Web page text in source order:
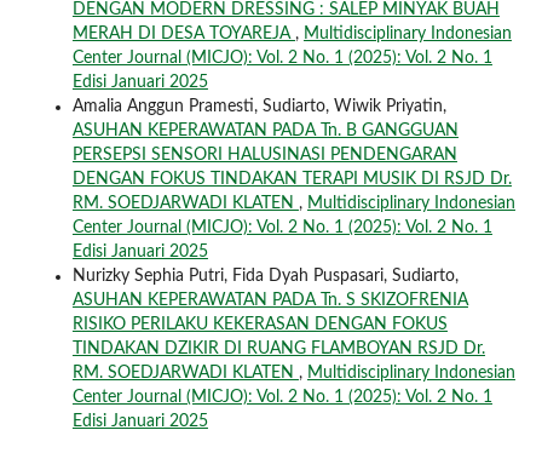
DENGAN MODERN DRESSING : SALEP MINYAK BUAH
MERAH DI DESA TOYAREJA , Multidisciplinary Indonesian
Center Journal (MICJO): Vol. 2 No. 1 (2025): Vol. 2 No. 1
Edisi Januari 2025
Amalia Anggun Pramesti, Sudiarto, Wiwik Priyatin,
ASUHAN KEPERAWATAN PADA Tn. B GANGGUAN
PERSEPSI SENSORI HALUSINASI PENDENGARAN
DENGAN FOKUS TINDAKAN TERAPI MUSIK DI RSJD Dr.
RM. SOEDJARWADI KLATEN , Multidisciplinary Indonesian
Center Journal (MICJO): Vol. 2 No. 1 (2025): Vol. 2 No. 1
Edisi Januari 2025
Nurizky Sephia Putri, Fida Dyah Puspasari, Sudiarto,
ASUHAN KEPERAWATAN PADA Tn. S SKIZOFRENIA
RISIKO PERILAKU KEKERASAN DENGAN FOKUS
TINDAKAN DZIKIR DI RUANG FLAMBOYAN RSJD Dr.
RM. SOEDJARWADI KLATEN , Multidisciplinary Indonesian
Center Journal (MICJO): Vol. 2 No. 1 (2025): Vol. 2 No. 1
Edisi Januari 2025